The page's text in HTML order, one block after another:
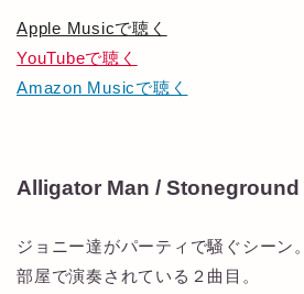
Apple Musicで聴く
YouTubeで聴く
Amazon Musicで聴く
Alligator Man / Stoneground
ジョニー達がパーティで騒ぐシーン。
部屋で演奏されている２曲目。